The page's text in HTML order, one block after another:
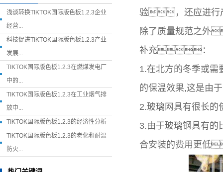
浅谈转换TIKTOK国际版色板1.2.3企业
经营...
科技促进TIKTOK国际版色板1.2.3产业
发展...
TIKTOK国际版色板1.2.3在燃煤发电厂
中的...
TIKTOK国际版色板1.2.3在工业烟气排
放中...
TIKTOK国际版色板1.2.3的经济性分析
TIKTOK国际版色板1.2.3的老化和耐温
防火...
验，还应进行
除了质量规范之外
补充：
1.在北方的冬季或
的保温效果,这是由
2.玻璃网具有很长
3.由于玻璃钢具有
合安装的费用更低